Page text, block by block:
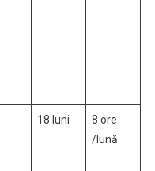
18 luni
8 ore
/lună